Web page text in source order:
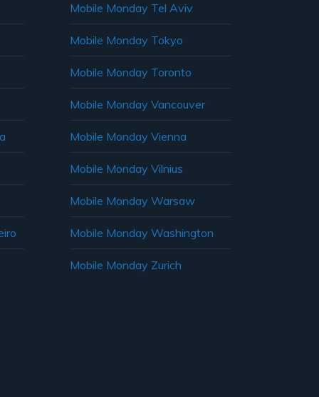
Mobile Monday Tel Aviv
Mobile Monday Tokyo
Mobile Monday Toronto
Mobile Monday Vancouver
Mobile Monday Vienna
Mobile Monday Vilnius
Mobile Monday Warsaw
Mobile Monday Washington
Mobile Monday Zurich